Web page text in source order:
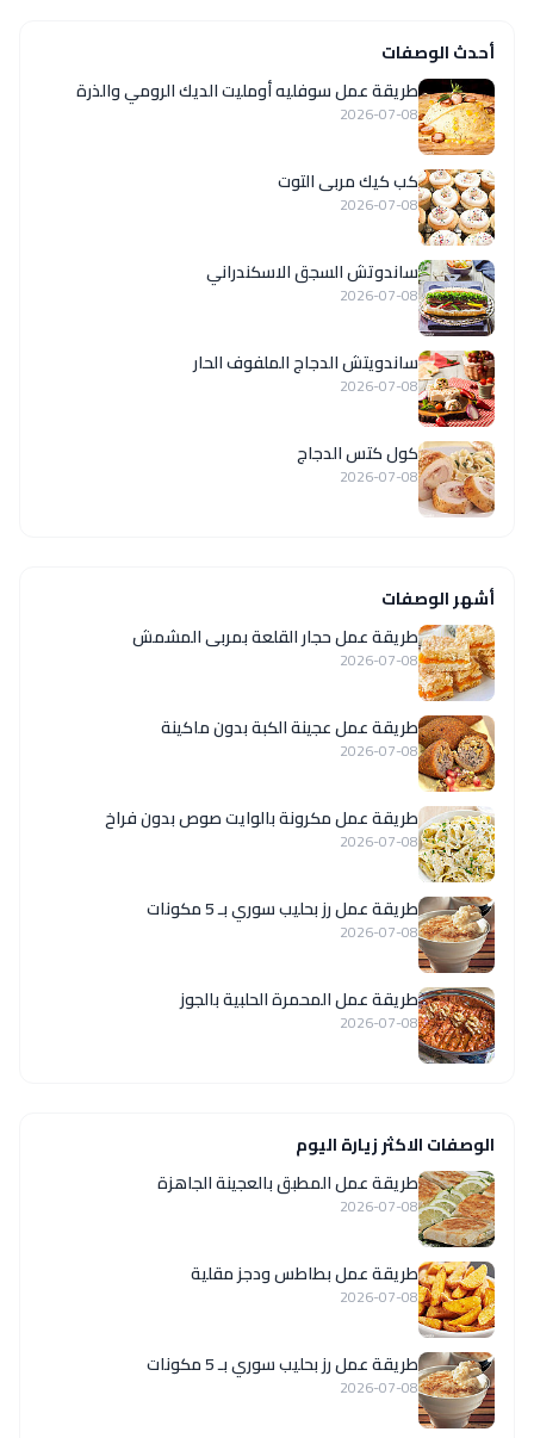
أحدث الوصفات
طريقة عمل سوفليه أومليت الديك الرومي والذرة
2026-07-08
كب كيك مربى التوت
2026-07-08
ساندوتش السجق الاسكندراني
2026-07-08
ساندويتش الدجاج الملفوف الحار
2026-07-08
كول كتس الدجاج
2026-07-08
أشهر الوصفات
طريقة عمل حجار القلعة بمربى المشمش
2026-07-08
طريقة عمل عجينة الكبة بدون ماكينة
2026-07-08
طريقة عمل مكرونة بالوايت صوص بدون فراخ
2026-07-08
طريقة عمل رز بحليب سوري بـ 5 مكونات
2026-07-08
طريقة عمل المحمرة الحلبية بالجوز
2026-07-08
الوصفات الاكثر زيارة اليوم
طريقة عمل المطبق بالعجينة الجاهزة
2026-07-08
طريقة عمل بطاطس ودجز مقلية
2026-07-08
طريقة عمل رز بحليب سوري بـ 5 مكونات
2026-07-08